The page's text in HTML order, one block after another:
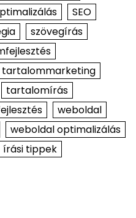
SEO
szövegírás
tartalommarketing
tartalomírás
weboldal
weboldal optimalizálás
írási tippek